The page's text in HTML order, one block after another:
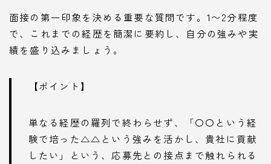
面接の第一印象を決める重要な質問です。1〜2分程度
で、これまでの経歴を簡潔に要約し、自分の強みや実
績を盛り込みましょう。
【ポイント】
単なる経歴の羅列で終わらせず、「〇〇という経
験で培った△△という強みを活かし、貴社に貢献
したい」という、応募先との接点まで触れられる